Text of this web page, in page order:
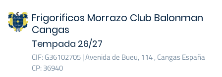
Frigorificos Morrazo Club Balonman
Cangas
Tempada 26/27
CIF: G36102705 | Avenida de Bueu, 114 , Cangas España
CP: 36940